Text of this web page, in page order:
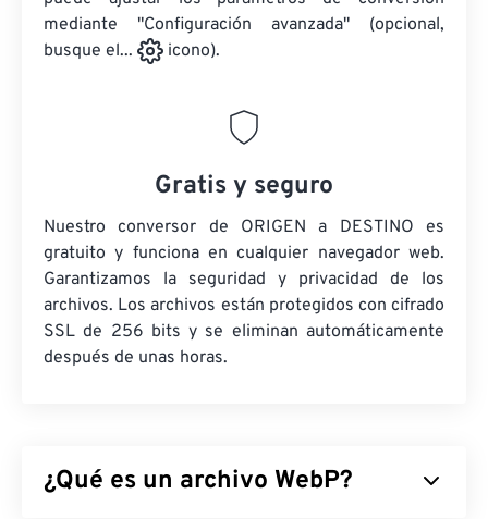
mediante "Configuración avanzada" (opcional,
busque el...
icono).
Gratis y seguro
Nuestro conversor de ORIGEN a DESTINO es
gratuito y funciona en cualquier navegador web.
Garantizamos la seguridad y privacidad de los
archivos. Los archivos están protegidos con cifrado
SSL de 256 bits y se eliminan automáticamente
después de unas horas.
¿Qué es un archivo WebP?